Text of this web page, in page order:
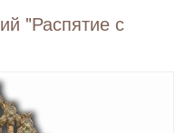
"Распятие с